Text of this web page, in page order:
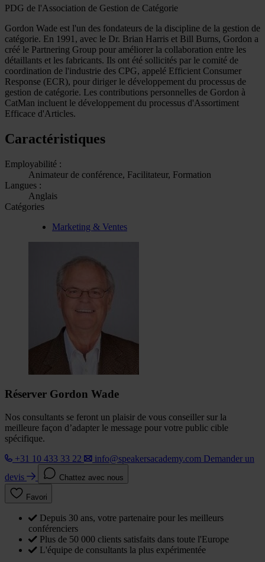
PDG de l'Association de Gestion de Catégorie
Gordon Wade est l'un des fondateurs de la discipline de la gestion de
catégorie. En 1991, avec le Dr. Brian Harris et Bill Burns, Gordon a
créé le Partnering Group pour améliorer la collaboration entre les
détaillants et les fabricants. Ils ont été sollicités par le comité de
coordination de l'industrie des CPG, appelé Efficient Consumer
Response (ECR), pour diriger le développement du processus de
gestion de catégorie. Les contributions personnelles de Gordon à
CatMan incluent le développement du processus d'Assortiment
Efficace d'Articles.
Caractéristiques
Employabilité :
Animateur de conférence, Facilitateur, Formation
Langues :
Anglais
Catégories
Marketing & Ventes
Réserver Gordon Wade
Nos consultants se feront un plaisir de vous conseiller sur la
meilleure façon d’adapter le message pour votre public cible
spécifique.
+31 10 433 33 22
info@speakersacademy.com Demander un
devis
Chattez avec nous
Favori
Depuis 30 ans, votre partenaire pour les meilleurs
conférenciers
Plus de 50 000 clients satisfaits dans toute l'Europe
L'équipe de consultants la plus expérimentée